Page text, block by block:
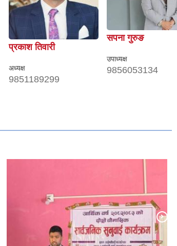
प्रकाश तिवारी
अध्यक्ष
9851189299
सपना गुरुङ
उपाध्यक्ष
9856053134